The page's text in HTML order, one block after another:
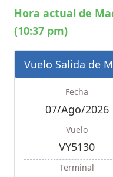
Hora actual de
(10:37 pm)
Vuelo Salida de
Fecha
07/Ago/2026
Vuelo
VY5130
Terminal